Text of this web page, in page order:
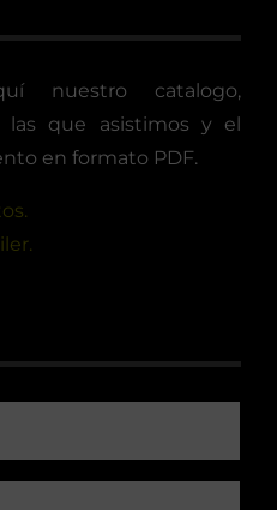
nuestro catalogo,
las que asistimos y el
en formato PDF.